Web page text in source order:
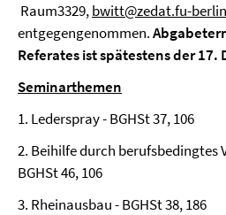
Raum3329,bwitt@zedat.fu-
entgegengenommen.
Referates ist spätestens der 17.
Seminarthemen
1. Lederspray - BGHSt 37, 106
2. Beihilfe durch berufsbedingtes
BGHSt 46, 106
3. Rheinausbau - BGHSt 38, 186